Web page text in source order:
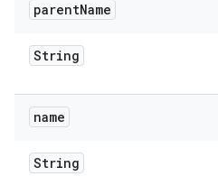
parentName
String
name
String